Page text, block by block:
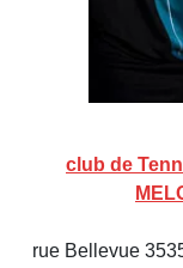
club de
rue Bellevue